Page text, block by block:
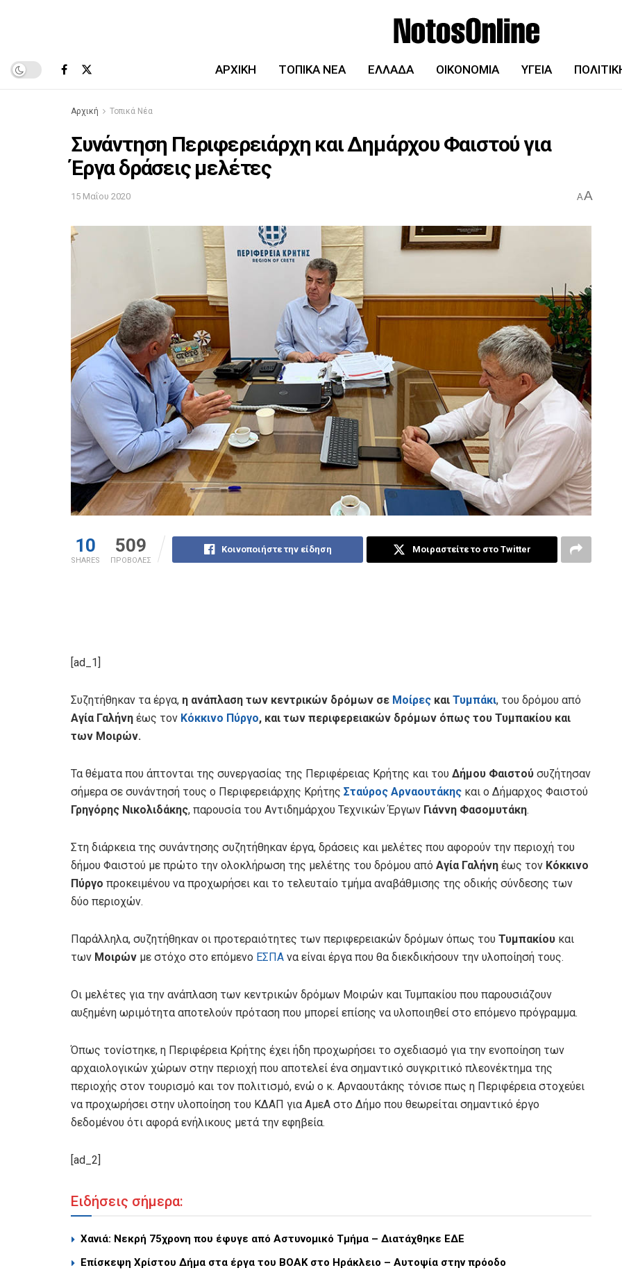
ΑΡΧΙΚΉ ΤΟΠΙΚΆ ΝΈΑ ΕΛΛΆΔΑ ΟΙΚΟΝΟΜΊΑ ΥΓΕΊΑ
Αρχική Τοπικά Νέα
Συνάντηση Περιφερειάρχη και Δημάρχου Φαιστού για
Έργα δράσεις μελέτες
15 Μαΐου 2020 AA
10
SHARES
509
ΠΡΟΒΟΛΕΣ
Κοινοποιήστε την είδηση Μοιραστείτε το στο Twitter
[ad_1]
Συζητήθηκαν τα έργα, η ανάπλαση των κεντρικών δρόμων σε Μοίρες και Τυμπάκι, του δρόμου από
Αγία Γαλήνη έως τον Κόκκινο Πύργο, και των περιφερειακών δρόμων όπως του Τυμπακίου και
των Μοιρών.
Τα θέματα που άπτονται της συνεργασίας της Περιφέρειας Κρήτης και του Δήμου Φαιστού συζήτησαν
σήμερα σε συνάντησή τους ο Περιφερειάρχης Κρήτης Σταύρος Αρναουτάκης και ο Δήμαρχος Φαιστού
Γρηγόρης Νικολιδάκης, παρουσία του Αντιδημάρχου Τεχνικών Έργων Γιάννη Φασομυτάκη.
Στη διάρκεια της συνάντησης συζητήθηκαν έργα, δράσεις και μελέτες που αφορούν την περιοχή του
δήμου Φαιστού με πρώτο την ολοκλήρωση της μελέτης του δρόμου από Αγία Γαλήνη έως τον Κόκκινο
Πύργο προκειμένου να προχωρήσει και το τελευταίο τμήμα αναβάθμισης της οδικής σύνδεσης των
δύο περιοχών.
Παράλληλα, συζητήθηκαν οι προτεραιότητες των περιφερειακών δρόμων όπως του Τυμπακίου και
των Μοιρών με στόχο στο επόμενο ΕΣΠΑ να είναι έργα που θα διεκδικήσουν την υλοποίησή τους.
Οι μελέτες για την ανάπλαση των κεντρικών δρόμων Μοιρών και Τυμπακίου που παρουσιάζουν
αυξημένη ωριμότητα αποτελούν πρόταση που μπορεί επίσης να υλοποιηθεί στο επόμενο πρόγραμμα.
Όπως τονίστηκε, η Περιφέρεια Κρήτης έχει ήδη προχωρήσει το σχεδιασμό για την ενοποίηση των
αρχαιολογικών χώρων στην περιοχή που αποτελεί ένα σημαντικό συγκριτικό πλεονέκτημα της
περιοχής στον τουρισμό και τον πολιτισμό, ενώ ο κ. Αρναουτάκης τόνισε πως η Περιφέρεια στοχεύει
να προχωρήσει στην υλοποίηση του ΚΔΑΠ για ΑμεΑ στο Δήμο που θεωρείται σημαντικό έργο
δεδομένου ότι αφορά ενήλικους μετά την εφηβεία.
[ad_2]
Ειδήσεις σήμερα:
Χανιά: Νεκρή 75χρονη που έφυγε από Αστυνομικό Τμήμα – Διατάχθηκε ΕΔΕ
Επίσκεψη Χρίστου Δήμα στα έργα του ΒΟΑΚ στο Ηράκλειο – Αυτοψία στην πρόοδο